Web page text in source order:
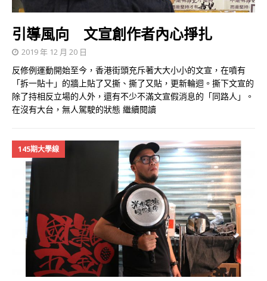
引導風向 文宣創作者內心掙扎
2019 年 12 月 20 日
反修例運動開始至今，香港街頭充斥著大大小小的文宣，在噴有
「拆一貼十」的牆上貼了又撕、撕了又貼，更新輪迴。撕下文宣的
除了持相反立場的人外，還有不少不滿文宣假消息的「同路人」。
在沒有大台，無人駕駛的狀態 繼續閱讀
145期大學線